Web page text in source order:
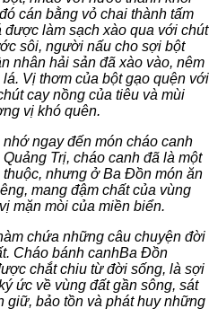
cán bằng vỏ chai thành tấm
được làm sạch xào qua với chút
sôi, người nấu cho sợi bột
nhân hải sản đã xào vào, nêm
Vị thơm của bột gạo quện với
cay nồng của tiêu và mùi
vị khó quên.
ngay đến món cháo canh
Trị, cháo canh đã là một
nhưng ở Ba Đồn món ăn
mang đậm chất của vùng
mặn mòi của miền biển.
chứa những câu chuyện đời
Cháo bánh canhBa Đồn
chắt chiu từ đời sống, là sợi
ức về vùng đất gần sông, sát
giữ, bảo tồn và phát huy những